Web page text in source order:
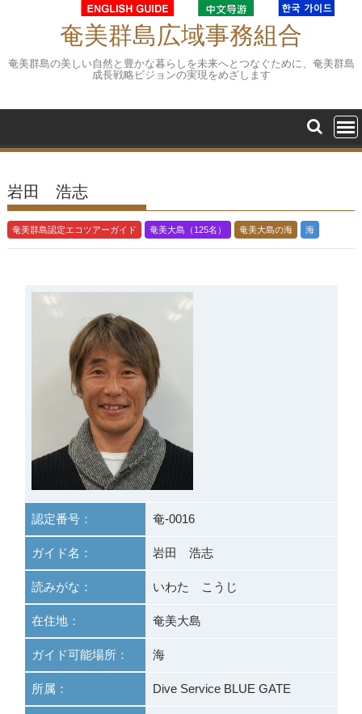
奄美群島広域事務組合
奄美群島の美しい自然と豊かな暮らしを未来へとつなぐために、奄美群島
成長戦略ビジョンの実現をめざします
岩田 浩志
奄美群島認定エコツアーガイド 奄美大島（125名） 奄美大島の海 海
認定番号： 奄-0016
ガイド名： 岩田 浩志
読みがな： いわた こうじ
在住地： 奄美大島
ガイド可能場所： 海
所属： Dive Service BLUE GATE